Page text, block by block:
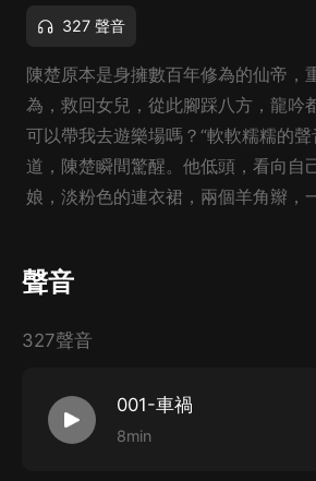
327 聲音
陳楚原本是身擁數百年修為的仙帝，
為，救回女兒，從此腳踩八方，龍吟
可以帶我去遊樂場嗎？“軟軟糯糯的
道，陳楚瞬間驚醒。他低頭，看向自
娘，淡粉色的連衣裙，兩個羊角辮，
聲音
327聲音
001-車禍
8min